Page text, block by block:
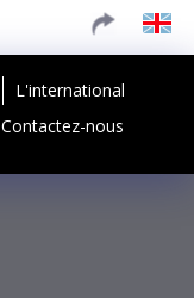
L'international
Contactez-nous